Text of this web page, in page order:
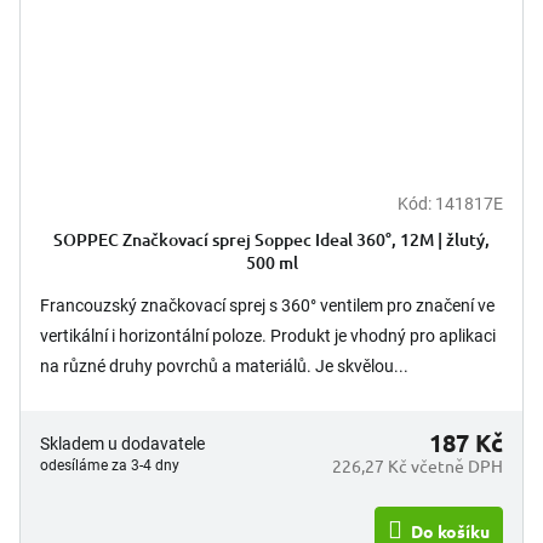
Kód: 141817E
SOPPEC Značkovací sprej Soppec Ideal 360°, 12M | žlutý,
500 ml
Francouzský značkovací sprej s 360° ventilem pro značení ve
vertikální i horizontální poloze. Produkt je vhodný pro aplikaci
na různé druhy povrchů a materiálů. Je skvělou...
Skladem u dodavatele
odesíláme za 3-4 dny 226,27 Kč včetně DPH
187 Kč
Do košíku